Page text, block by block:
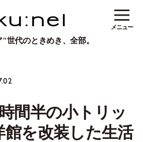
世代のときめき、全部。
メニュー
間半の小トリッ
館を改装した生活